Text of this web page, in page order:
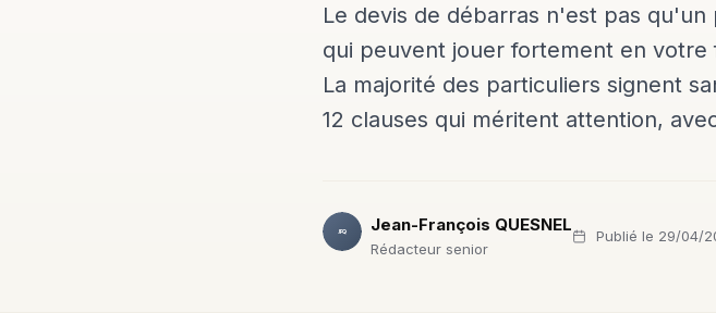
Le devis de débarras n'est pas
qui peuvent jouer fortement en
La majorité des particuliers signent
12 clauses qui méritent attention,
JFQ Jean-François QUESNEL
Rédacteur senior
Publié le 29/04/